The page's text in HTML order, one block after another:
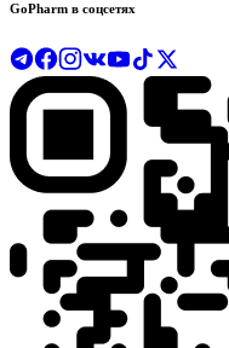
GoPharm в соцсетях